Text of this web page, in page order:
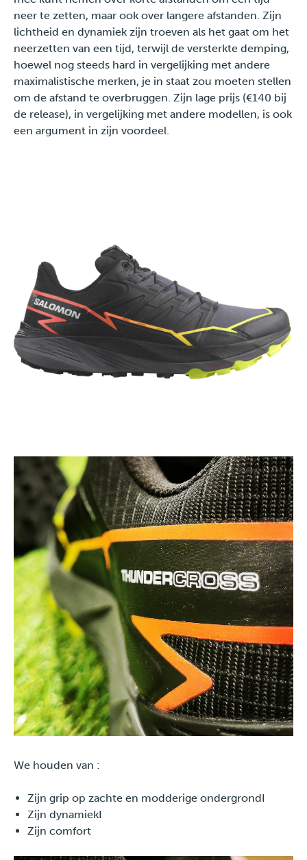
neer te zetten, maar ook over langere afstanden. Zijn
lichtheid en dynamiek zijn troeven als het gaat om het
neerzetten van een tijd, terwijl de versterkte demping,
hoewel nog steeds hard in vergelijking met andere
maximalistische merken, je in staat zou moeten stellen
om de afstand te overbruggen. Zijn lage prijs (€140 bij
de release), in vergelijking met andere modellen, is ook
een argument in zijn voordeel.
We houden van :
Zijn grip op zachte en modderige ondergrondI
Zijn dynamiekI
Zijn comfort